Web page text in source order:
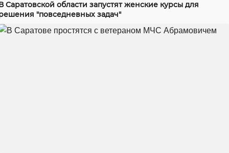
Саратовской области запустят женские курсы для
"повседневных задач"